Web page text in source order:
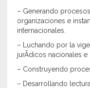
– Generando
organizaciones e
internacionales.
– Luchando por la
jurÃ­dicos nacionales e
– Construyendo
– Desarrollando